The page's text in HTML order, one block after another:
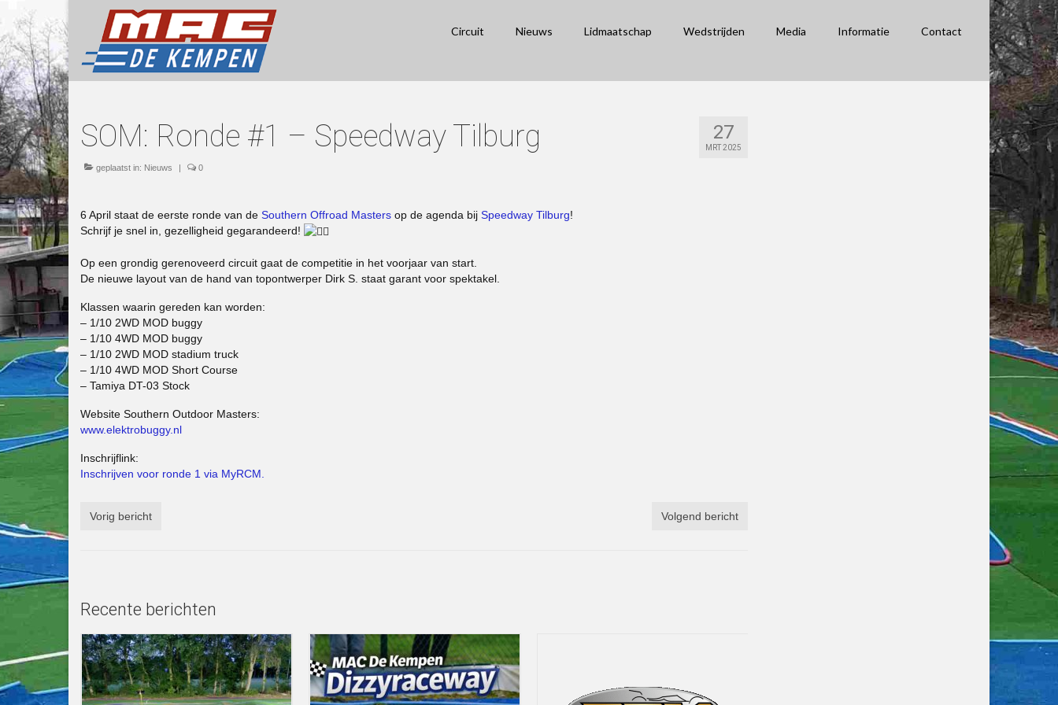
Circuit Nieuws Lidmaatschap Wedstrijden Media Informatie Contact
27
MRT 2025
SOM: Ronde #1 – Speedway Tilburg
geplaatst in: Nieuws | 0
6 April staat de eerste ronde van de Southern Offroad Masters op de agenda bij Speedway Tilburg!
Schrijf je snel in, gezelligheid gegarandeerd!
Op een grondig gerenoveerd circuit gaat de competitie in het voorjaar van start.
De nieuwe layout van de hand van topontwerper Dirk S. staat garant voor spektakel.
Klassen waarin gereden kan worden:
– 1/10 2WD MOD buggy
– 1/10 4WD MOD buggy
– 1/10 2WD MOD stadium truck
– 1/10 4WD MOD Short Course
– Tamiya DT-03 Stock
Website Southern Outdoor Masters:
www.elektrobuggy.nl
Inschrijflink:
Inschrijven voor ronde 1 via MyRCM.
Vorig bericht Volgend bericht
Recente berichten